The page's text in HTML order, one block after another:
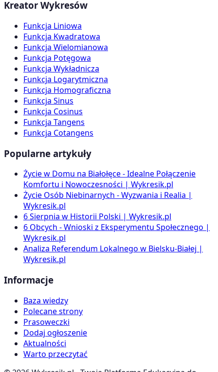
Kreator Wykresów
Funkcja Liniowa
Funkcja Kwadratowa
Funkcja Wielomianowa
Funkcja Potęgowa
Funkcja Wykładnicza
Funkcja Logarytmiczna
Funkcja Homograficzna
Funkcja Sinus
Funkcja Cosinus
Funkcja Tangens
Funkcja Cotangens
Popularne artykuły
Życie w Domu na Białołęce - Idealne Połączenie
Komfortu i Nowoczesności | Wykresik.pl
Życie Osób Niebinarnych - Wyzwania i Realia |
Wykresik.pl
6 Sierpnia w Historii Polski | Wykresik.pl
6 Obcych - Wnioski z Eksperymentu Społecznego |
Wykresik.pl
Analiza Referendum Lokalnego w Bielsku-Białej |
Wykresik.pl
Informacje
Baza wiedzy
Polecane strony
Prasoweczki
Dodaj ogłoszenie
Aktualności
Warto przeczytać